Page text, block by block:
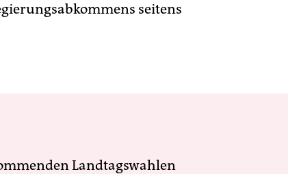
seitens
Landtagswahlen